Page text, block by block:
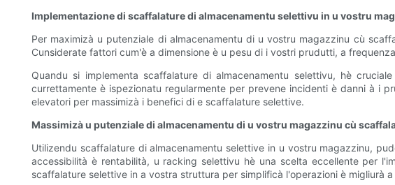
Implementazione di scaffalature di almacenamentu selettivu in u vostru
Per maximizà u putenziale di almacenamentu di u vostru magazzinu cù
Cunsiderate fattori cum'è a dimensione è u pesu di i vostri prudutti, a
Quandu si implementa scaffalature di almacenamentu selettivu, hè
currettamente è ispezionatu regularmente per prevene incidenti è danni à i
elevatori per massimizà i benefici di e scaffalature selettive.
Massimizà u putenziale di almacenamentu di u vostru magazzinu cù
Utilizendu scaffalature di almacenamentu selettive in u vostru magazzinu,
accessibilità è rentabilità, u racking selettivu hè una scelta eccellente per
scaffalature selettive in a vostra struttura per simplificà l'operazioni è migliurà